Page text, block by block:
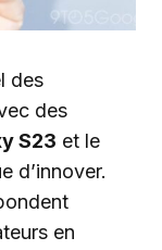
des
des
S23 et le
d’innover.
en